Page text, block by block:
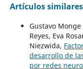
Artículos similares
Gustavo
Reyes, Eva
Niezwida,
desarrollo de
por redes